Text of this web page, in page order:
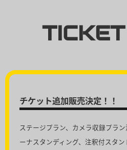
チケット追加販売決定！！
ステージプラン、カメラ収録プラ
ーナスタンディング、注釈付スタ